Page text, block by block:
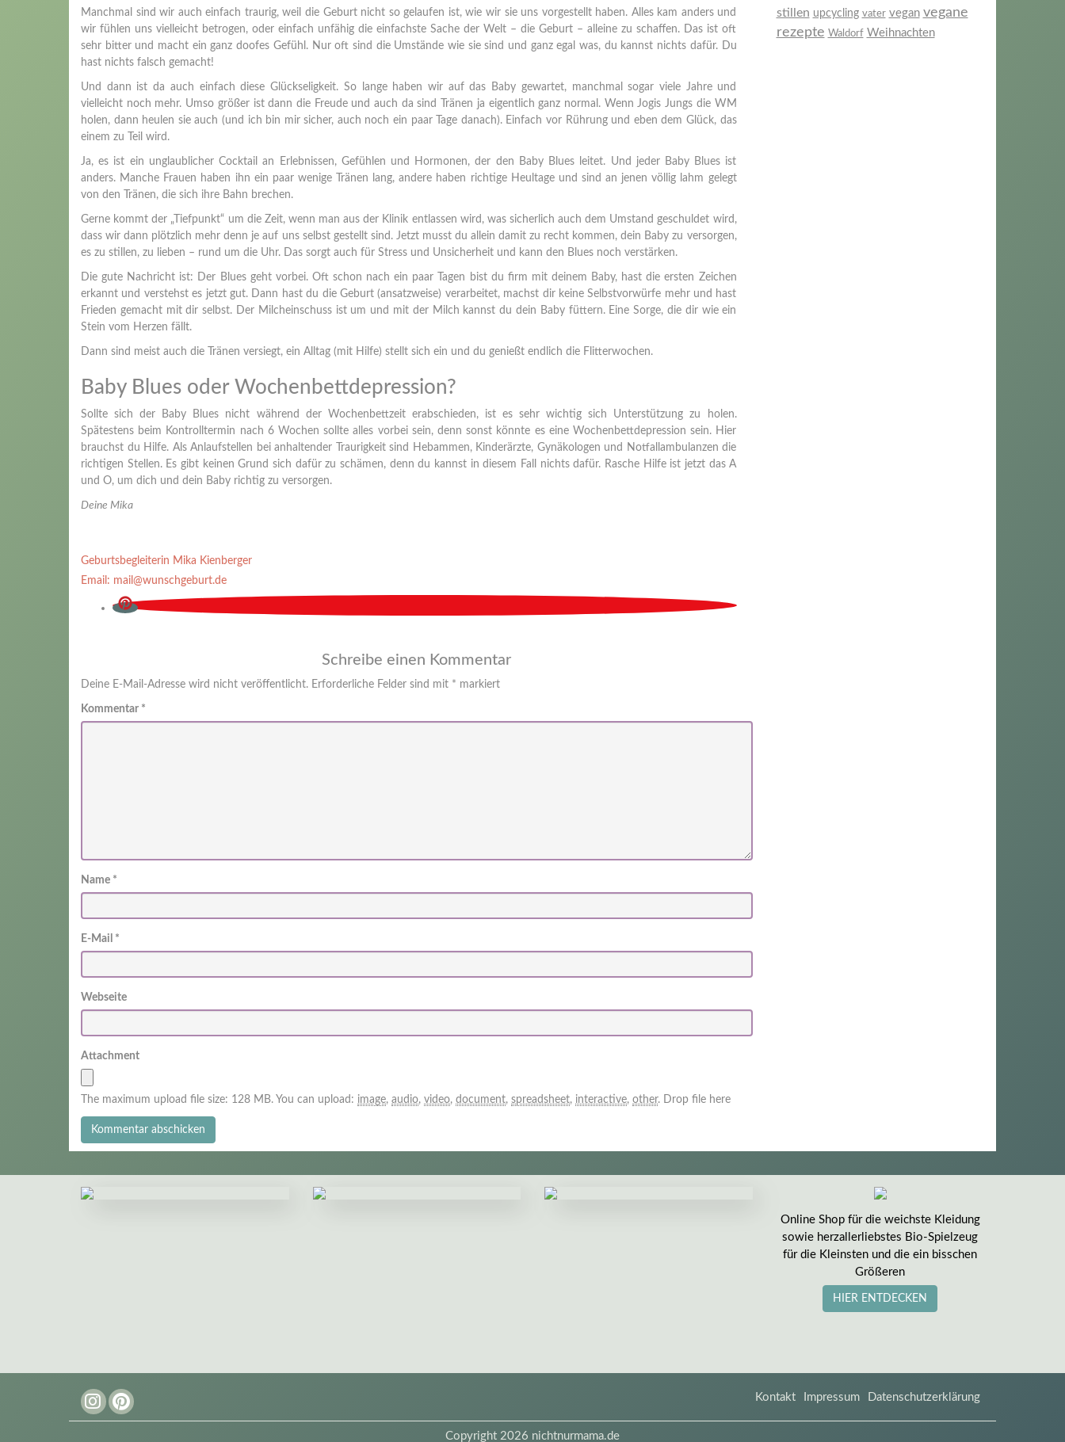
Manchmal sind wir auch einfach traurig, weil die Geburt nicht so gelaufen ist, wie wir sie uns vorgestellt haben. Alles kam anders und
wir fühlen uns vielleicht betrogen, oder einfach unfähig die einfachste Sache der Welt – die Geburt – alleine zu schaffen. Das ist oft
sehr bitter und macht ein ganz doofes Gefühl. Nur oft sind die Umstände wie sie sind und ganz egal was, du kannst nichts dafür. Du
hast nichts falsch gemacht!
Und dann ist da auch einfach diese Glückseligkeit. So lange haben wir auf das Baby gewartet, manchmal sogar viele Jahre und
vielleicht noch mehr. Umso größer ist dann die Freude und auch da sind Tränen ja eigentlich ganz normal. Wenn Jogis Jungs die WM
holen, dann heulen sie auch (und ich bin mir sicher, auch noch ein paar Tage danach). Einfach vor Rührung und eben dem Glück, das
einem zu Teil wird.
Ja, es ist ein unglaublicher Cocktail an Erlebnissen, Gefühlen und Hormonen, der den Baby Blues leitet. Und jeder Baby Blues ist
anders. Manche Frauen haben ihn ein paar wenige Tränen lang, andere haben richtige Heultage und sind an jenen völlig lahm gelegt
von den Tränen, die sich ihre Bahn brechen.
Gerne kommt der „Tiefpunkt“ um die Zeit, wenn man aus der Klinik entlassen wird, was sicherlich auch dem Umstand geschuldet wird,
dass wir dann plötzlich mehr denn je auf uns selbst gestellt sind. Jetzt musst du allein damit zu recht kommen, dein Baby zu versorgen,
es zu stillen, zu lieben – rund um die Uhr. Das sorgt auch für Stress und Unsicherheit und kann den Blues noch verstärken.
Die gute Nachricht ist: Der Blues geht vorbei. Oft schon nach ein paar Tagen bist du firm mit deinem Baby, hast die ersten Zeichen
erkannt und verstehst es jetzt gut. Dann hast du die Geburt (ansatzweise) verarbeitet, machst dir keine Selbstvorwürfe mehr und hast
Frieden gemacht mit dir selbst. Der Milcheinschuss ist um und mit der Milch kannst du dein Baby füttern. Eine Sorge, die dir wie ein
Stein vom Herzen fällt.
Dann sind meist auch die Tränen versiegt, ein Alltag (mit Hilfe) stellt sich ein und du genießt endlich die Flitterwochen.
Baby Blues oder Wochenbettdepression?
Sollte sich der Baby Blues nicht während der Wochenbettzeit erabschieden, ist es sehr wichtig sich Unterstützung zu holen.
Spätestens beim Kontrolltermin nach 6 Wochen sollte alles vorbei sein, denn sonst könnte es eine Wochenbettdepression sein. Hier
brauchst du Hilfe. Als Anlaufstellen bei anhaltender Traurigkeit sind Hebammen, Kinderärzte, Gynäkologen und Notfallambulanzen die
richtigen Stellen. Es gibt keinen Grund sich dafür zu schämen, denn du kannst in diesem Fall nichts dafür. Rasche Hilfe ist jetzt das A
und O, um dich und dein Baby richtig zu versorgen.
Deine Mika
Geburtsbegleiterin Mika Kienberger
Email: mail@wunschgeburt.de
Schreibe einen Kommentar
Deine E-Mail-Adresse wird nicht veröffentlicht. Erforderliche Felder sind mit * markiert
Kommentar *
Name *
E-Mail *
Webseite
Attachment
The maximum upload file size: 128 MB. You can upload: image, audio, video, document, spreadsheet, interactive, other. Drop file here
stillen upcycling vater vegan vegane
rezepte Waldorf Weihnachten
Online Shop für die weichste Kleidung
sowie herzallerliebstes Bio-Spielzeug
für die Kleinsten und die ein bisschen
Größeren
HIER ENTDECKEN
InstagramPinterest
Kontakt Impressum Datenschutzerklärung
Copyright 2026 nichtnurmama.de